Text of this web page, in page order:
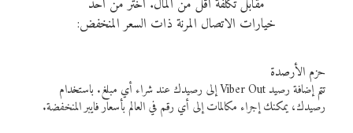
مقابل تكلفة أقل من المال. اختر من أحد
خيارات الاتصال المرنة ذات السعر المنخفض:
حزم الأرصدة
تتم إضافة رصيد Viber Out إلى رصيدك عند شراء أي مبلغ. باستخدام
رصيدك، يمكنك إجراء مكالمات إلى أي رقم في العالم بأسعار فايبر المنخفضة.